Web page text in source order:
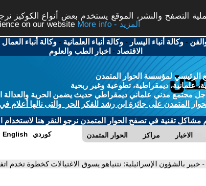
التصفح والنشر، الموقع يستخدم بعض أنواع الكوكيز
on our website
More info - المزيد
-وكالة أنباء اليسار -وكالة أنباء العلمانية -وكالة أنباء العمال
الاقتصاد - اخبار الطب والعلوم
الرئيسي لمؤسسة الحوار المتمدن
علمانية، ديمقراطية، تطوعية وغير ربحية
مجتمع مدني علماني ديمقراطي حديث يضمن الحرية والعدالة
المتمدن على جائزة ابن رشد للفكر الحر والتى نالها أعلام في
مشاكل تقنية في تصفح الحوار المتمدن نرجو النقر هنا لاستخدام
الحوار المتمدن مراكز الاخبار English كوردي
- خبير بالشؤون الإسرائيلية: نتنياهو يسوق الاغتيالات كخطوة تخدم